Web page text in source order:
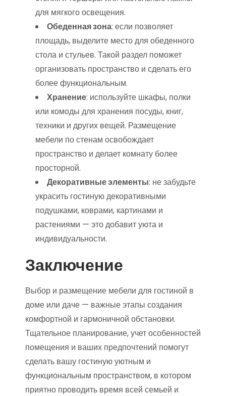
для мягкого освещения.
Обеденная зона: если позволяет
площадь, выделите место для обеденного
стола и стульев. Такой раздел поможет
организовать пространство и сделать его
более функциональным.
Хранение: используйте шкафы, полки
или комоды для хранения посуды, книг,
техники и других вещей. Размещение
мебели по стенам освобождает
пространство и делает комнату более
просторной.
Декоративные элементы: не забудьте
украсить гостиную декоративными
подушками, коврами, картинами и
растениями — это добавит уюта и
индивидуальности.
Заключение
Выбор и размещение мебели для гостиной в
доме или даче — важные этапы создания
комфортной и гармоничной обстановки.
Тщательное планирование, учет особенностей
помещения и ваших предпочтений помогут
сделать вашу гостиную уютным и
функциональным пространством, в котором
приятно проводить время всей семьей и